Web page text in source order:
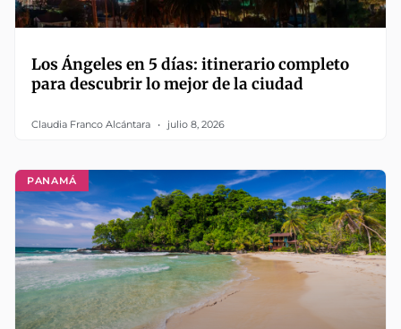
Los Ángeles en 5 días: itinerario completo
para descubrir lo mejor de la ciudad
Claudia Franco Alcántara julio 8, 2026
PANAMÁ